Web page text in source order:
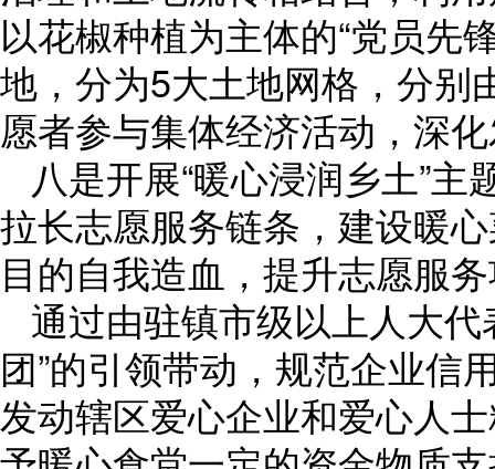
以花椒种植为主体的“党员先
地，分为5大土地网格，分别
愿者参与集体经济活动，深
八是开展“暖心浸润乡土”主
拉长志愿服务链条，建设暖
目的自我造血，提升志愿服
通过由驻镇市级以上人大
团”的引领带动，规范企业信
发动辖区爱心企业和爱心人